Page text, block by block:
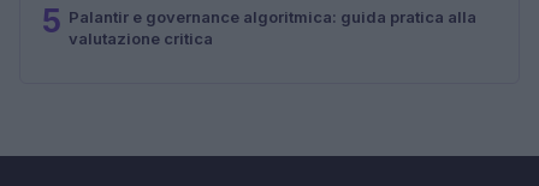
5 Palantir e governance algoritmica: guida pratica alla
valutazione critica